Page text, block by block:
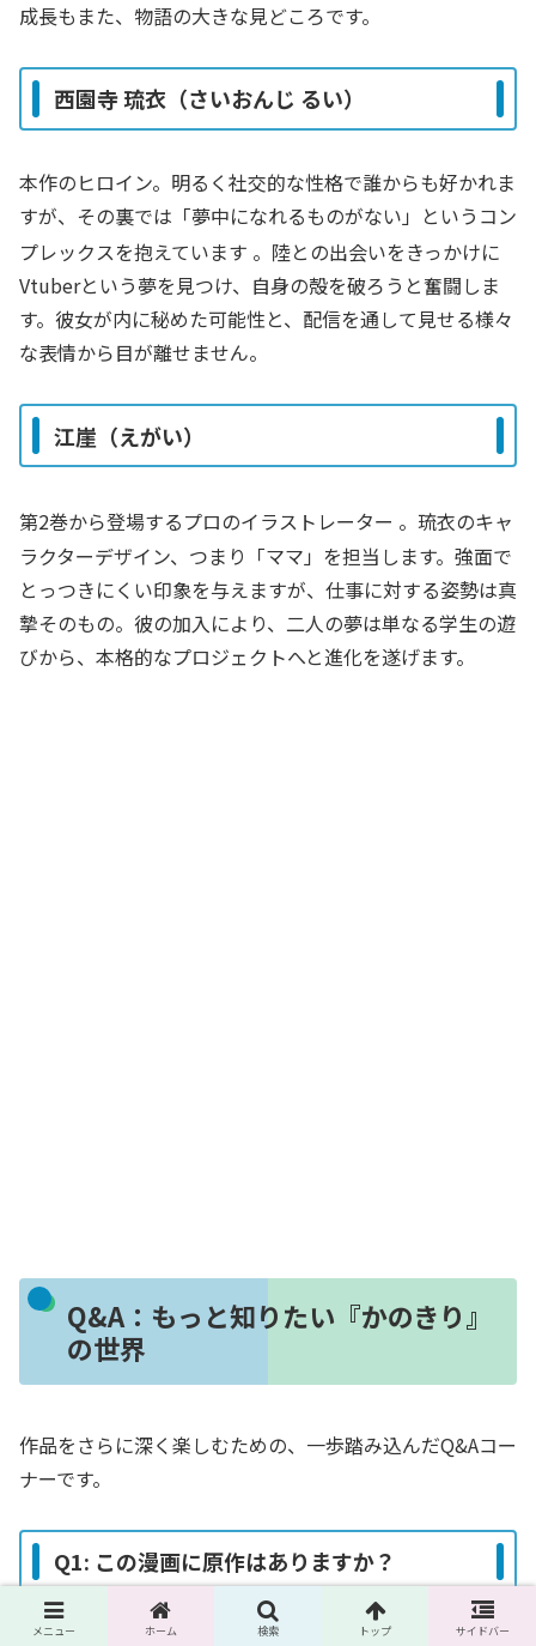
成長もまた、物語の大きな見どころです。
西園寺 琉衣（さいおんじ るい）
本作のヒロイン。明るく社交的な性格で誰からも好かれま
すが、その裏では「夢中になれるものがない」というコン
プレックスを抱えています 。陸との出会いをきっかけに
Vtuberという夢を見つけ、自身の殻を破ろうと奮闘しま
す。彼女が内に秘めた可能性と、配信を通して見せる様々
な表情から目が離せません。
江崖（えがい）
第2巻から登場するプロのイラストレーター 。琉衣のキャ
ラクターデザイン、つまり「ママ」を担当します。強面で
とっつきにくい印象を与えますが、仕事に対する姿勢は真
摯そのもの。彼の加入により、二人の夢は単なる学生の遊
びから、本格的なプロジェクトへと進化を遂げます。
Q&A：もっと知りたい『かのきり』
の世界
作品をさらに深く楽しむための、一歩踏み込んだQ&Aコー
ナーです。
Q1: この漫画に原作はありますか？
メニュー ホーム 検索 トップ サイドバー